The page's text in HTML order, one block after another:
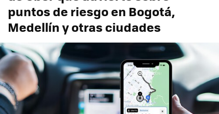
puntos de riesgo en Bogotá,
Medellín y otras ciudades